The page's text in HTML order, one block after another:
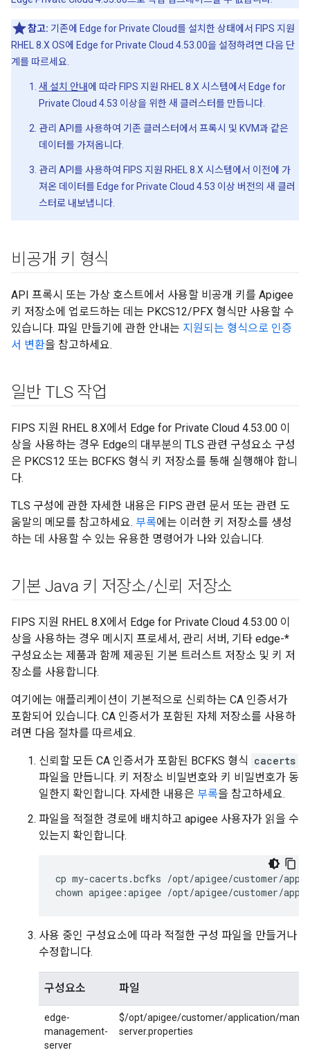
참고: 기존에 Edge for Private Cloud를 설치한 상태에서 FIPS 지원
RHEL 8.X OS에 Edge for Private Cloud 4.53.00을 설정하려면 다음 단
계를 따르세요.
새 설치 안내 에 따라 FIPS 지원 RHEL 8.X 시스템에서 Edge for
Private Cloud 4.53 이상을 위한 새 클러스터를 만듭니다.
관리 API를 사용하여 기존 클러스터에서 프록시 및 KVM과 같은
데이터를 가져옵니다.
관리 API를 사용하여 FIPS 지원 RHEL 8.X 시스템에서 이전에 가
져온 데이터를 Edge for Private Cloud 4.53 이상 버전의 새 클러
스터로 내보냅니다.
비공개 키 형식
API 프록시 또는 가상 호스트에서 사용할 비공개 키를 Apigee
키 저장소에 업로드하는 데는 PKCS12/PFX 형식만 사용할 수
있습니다. 파일 만들기에 관한 안내는 지원되는 형식으로 인증
서 변환을 참고하세요.
일반 TLS 작업
FIPS 지원 RHEL 8.X에서 Edge for Private Cloud 4.53.00 이
상을 사용하는 경우 Edge의 대부분의 TLS 관련 구성요소 구성
은 PKCS12 또는 BCFKS 형식 키 저장소를 통해 실행해야 합니
다.
TLS 구성에 관한 자세한 내용은 FIPS 관련 문서 또는 관련 도
움말의 메모를 참고하세요. 부록에는 이러한 키 저장소를 생성
하는 데 사용할 수 있는 유용한 명령어가 나와 있습니다.
기본 Java 키 저장소/신뢰 저장소
FIPS 지원 RHEL 8.X에서 Edge for Private Cloud 4.53.00 이
상을 사용하는 경우 메시지 프로세서, 관리 서버, 기타 edge-*
구성요소는 제품과 함께 제공된 기본 트러스트 저장소 및 키 저
장소를 사용합니다.
여기에는 애플리케이션이 기본적으로 신뢰하는 CA 인증서가
포함되어 있습니다. CA 인증서가 포함된 자체 저장소를 사용하
려면 다음 절차를 따르세요.
신뢰할 모든 CA 인증서가 포함된 BCFKS 형식 cacerts
파일을 만듭니다. 키 저장소 비밀번호와 키 비밀번호가 동
일한지 확인합니다. 자세한 내용은 부록을 참고하세요.
파일을 적절한 경로에 배치하고 apigee 사용자가 읽을 수
있는지 확인합니다.
cp my-cacerts.bcfks /opt/apigee/customer/
chown apigee:apigee /opt/apigee/customer/
사용 중인 구성요소에 따라 적절한 구성 파일을 만들거나
수정합니다.
구성요소 파일
edge-
management-
server
$/opt/apigee/customer/application/
server.properties